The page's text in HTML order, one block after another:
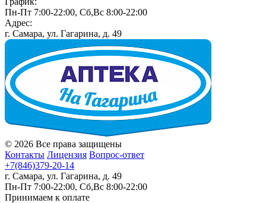
Пн-Пт 7:00-22:00, Сб,Вс 8:00-22:00
Адрес:
г. Самара, ул. Гагарина, д. 49
© 2026 Все права защищены
Контакты Лицензия Вопрос-ответ
+7(846)379-20-14
г. Самара, ул. Гагарина, д. 49
Пн-Пт 7:00-22:00, Сб,Вс 8:00-22:00
Принимаем к оплате